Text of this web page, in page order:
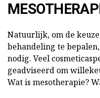
Natuurlijk, om de keuze
behandeling te
nodig. Veel
geadviseerd om
Wat is mesotherapie?